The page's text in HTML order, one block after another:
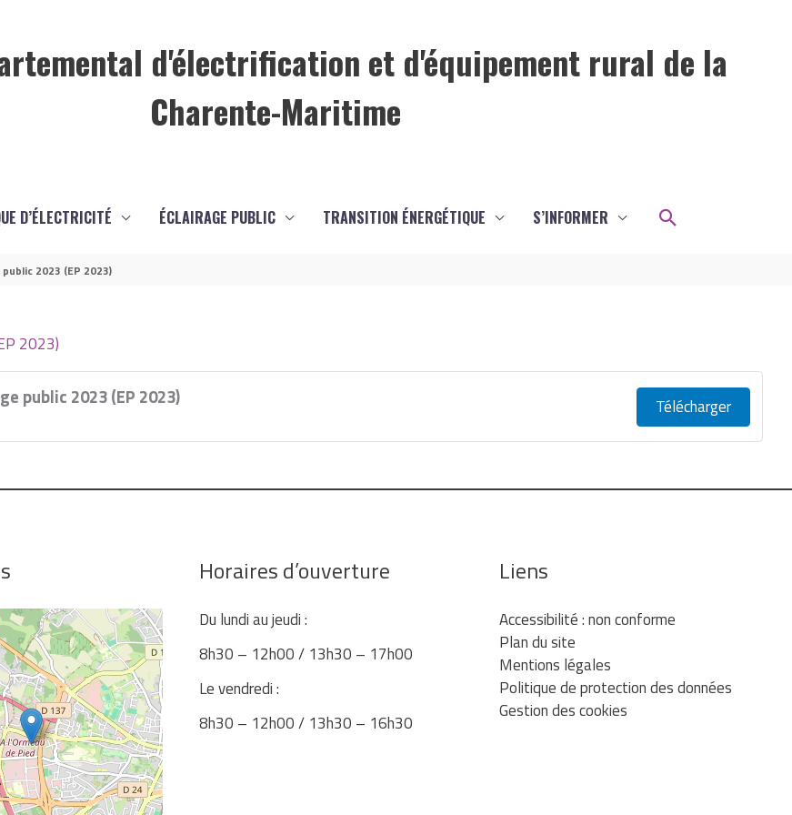
d'électrification et d'équipement rural de la
Charente-Maritime
D’ÉLECTRICITÉ ÉCLAIRAGE PUBLIC TRANSITION ÉNERGÉTIQUE S’INFORMER Rechercher
2023 (EP 2023)
2023)
public 2023 (EP 2023) Télécharger
Horaires d’ouverture
Du lundi au jeudi :
8h30 – 12h00 / 13h30 – 17h00
Le vendredi :
8h30 – 12h00 / 13h30 – 16h30
Liens
Accessibilité : non conforme
Plan du site
Mentions légales
Politique de protection des données
Gestion des cookies